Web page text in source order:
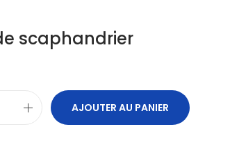
scaphandrier
AJOUTER AU PANIER